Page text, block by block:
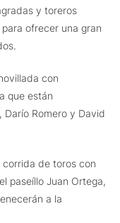
y toreros
ofrecer una gran
con
que están
Darío Romero y David
de toros con
paseíllo Juan Ortega,
a la